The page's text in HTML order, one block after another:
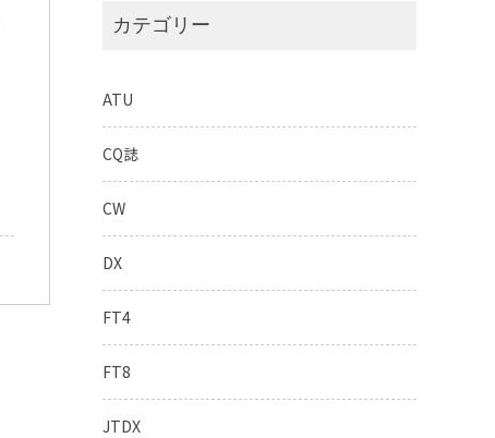
カテゴリー
ATU
CQ誌
CW
DX
FT4
FT8
JTDX